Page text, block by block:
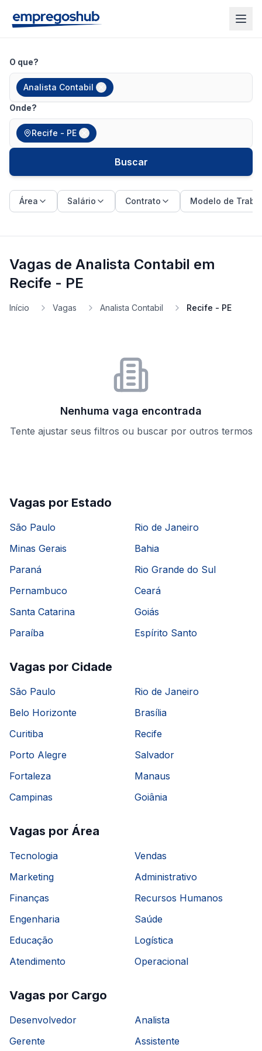
O que?
Analista Contabil
Onde?
Recife - PE
Buscar
Área Salário Contrato Modelo de
Vagas de Analista Contabil em
Recife - PE
Início Vagas Analista Contabil Recife - PE
Nenhuma vaga encontrada
Tente ajustar seus filtros ou buscar por outros termos
Vagas por Estado
São Paulo
Rio de Janeiro
Minas Gerais
Bahia
Paraná
Rio Grande do Sul
Pernambuco
Ceará
Santa Catarina
Goiás
Paraíba
Espírito Santo
Vagas por Cidade
São Paulo
Rio de Janeiro
Belo Horizonte
Brasília
Curitiba
Recife
Porto Alegre
Salvador
Fortaleza
Manaus
Campinas
Goiânia
Vagas por Área
Tecnologia
Vendas
Marketing
Administrativo
Finanças
Recursos Humanos
Engenharia
Saúde
Educação
Logística
Atendimento
Operacional
Vagas por Cargo
Desenvolvedor
Analista
Gerente
Assistente